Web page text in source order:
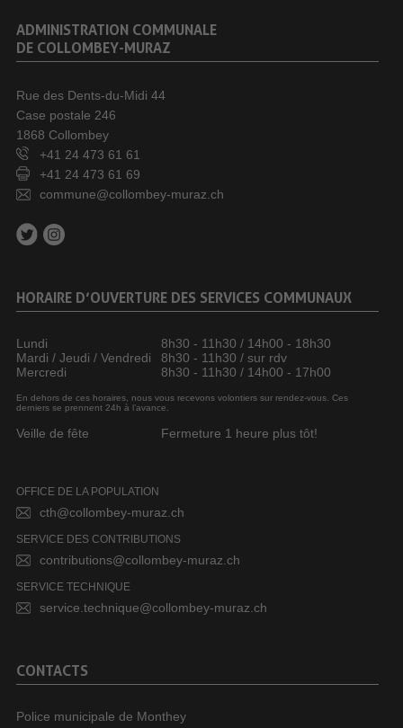
ADMINISTRATION COMMUNALE
DE COLLOMBEY-MURAZ
Rue des Dents-du-Midi 44
Case postale 246
1868 Collombey
+41 24 473 61 61
+41 24 473 61 69
commune@collombey-muraz.ch
HORAIRE D’OUVERTURE DES SERVICES COMMUNAUX
Lundi
8h30 - 11h30 / 14h00 - 18h30
Mardi / Jeudi / Vendredi
8h30 - 11h30 / sur rdv
Mercredi
8h30 - 11h30 / 14h00 - 17h00
En dehors de ces horaires, nous vous recevons volontiers sur rendez-vous. Ces
derniers se prennent 24h à l’avance.
Veille de fête Fermeture 1 heure plus tôt!
OFFICE DE LA POPULATION
cth@collombey-muraz.ch
SERVICE DES CONTRIBUTIONS
contributions@collombey-muraz.ch
SERVICE TECHNIQUE
service.technique@collombey-muraz.ch
CONTACTS
Police municipale de Monthey